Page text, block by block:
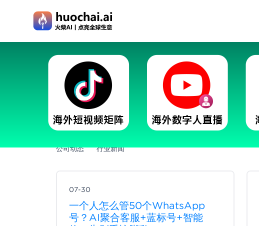
最新文章
公司动态 行业新闻
07-30
一个人怎么管50个WhatsApp
号？AI聚合客服+蓝标号+智能